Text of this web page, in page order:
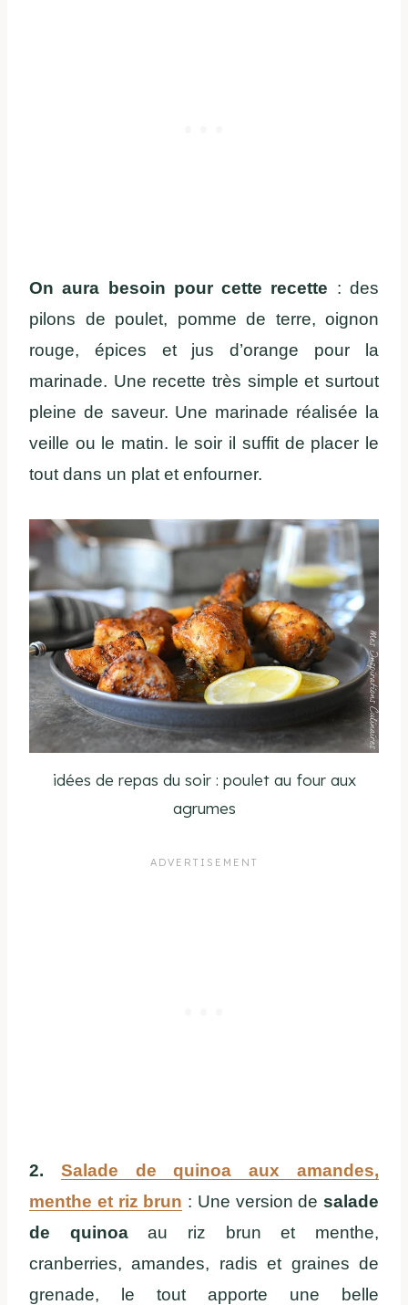
On aura besoin pour cette recette : des
pilons de poulet, pomme de terre, oignon
rouge, épices et jus d’orange pour la
marinade. Une recette très simple et surtout
pleine de saveur. Une marinade réalisée la
veille ou le matin. le soir il suffit de placer le
tout dans un plat et enfourner.
idées de repas du soir : poulet au four aux
agrumes
2. Salade de quinoa aux amandes,
menthe et riz brun : Une version de salade
de quinoaau riz brun et menthe,
cranberries, amandes, radis et graines de
grenade, le tout apporte une belle